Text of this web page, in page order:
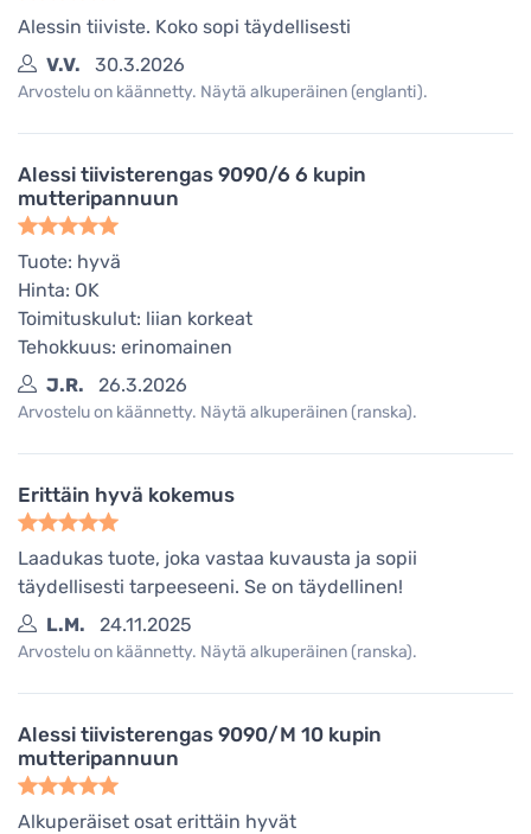
Alessin tiiviste. Koko sopi täydellisesti
V.V.
30.3.2026
Arvostelu on käännetty. Näytä alkuperäinen (englanti).
Alessi tiivisterengas 9090/6 6 kupin
mutteripannuun
Tuote: hyvä
Hinta: OK
Toimituskulut: liian korkeat
Tehokkuus: erinomainen
J.R.
26.3.2026
Arvostelu on käännetty. Näytä alkuperäinen (ranska).
Erittäin hyvä kokemus
Laadukas tuote, joka vastaa kuvausta ja sopii
täydellisesti tarpeeseeni. Se on täydellinen!
L.M.
24.11.2025
Arvostelu on käännetty. Näytä alkuperäinen (ranska).
Alessi tiivisterengas 9090/M 10 kupin
mutteripannuun
Alkuperäiset osat erittäin hyvät